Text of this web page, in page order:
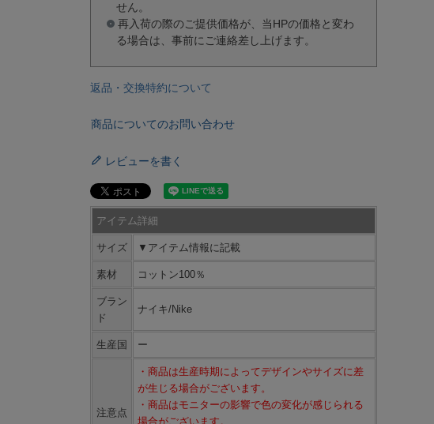
せん。
再入荷の際のご提供価格が、当HPの価格と変わ
る場合は、事前にご連絡差し上げます。
返品・交換特約について
商品についてのお問い合わせ
レビューを書く
アイテム詳細
サイズ ▼アイテム情報に記載
素材 コットン100％
ブラン
ド
ナイキ/Nike
生産国 ー
注意点
・商品は生産時期によってデザインやサイズに差
が生じる場合がございます。
・商品はモニターの影響で色の変化が感じられる
場合がございます。